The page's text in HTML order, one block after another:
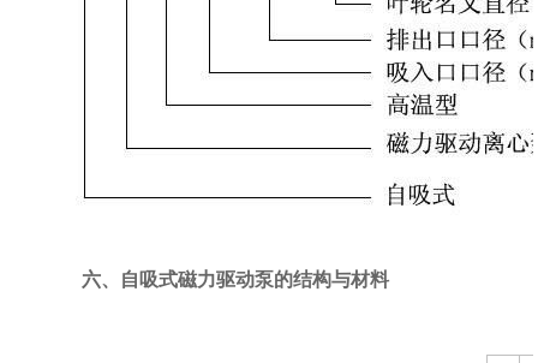
六、自吸式磁力驱动泵的结构与材料